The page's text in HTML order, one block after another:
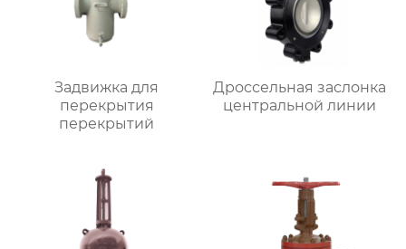
Задвижка для
перекрытия
перекрытий
Дроссельная заслонка
центральной линии